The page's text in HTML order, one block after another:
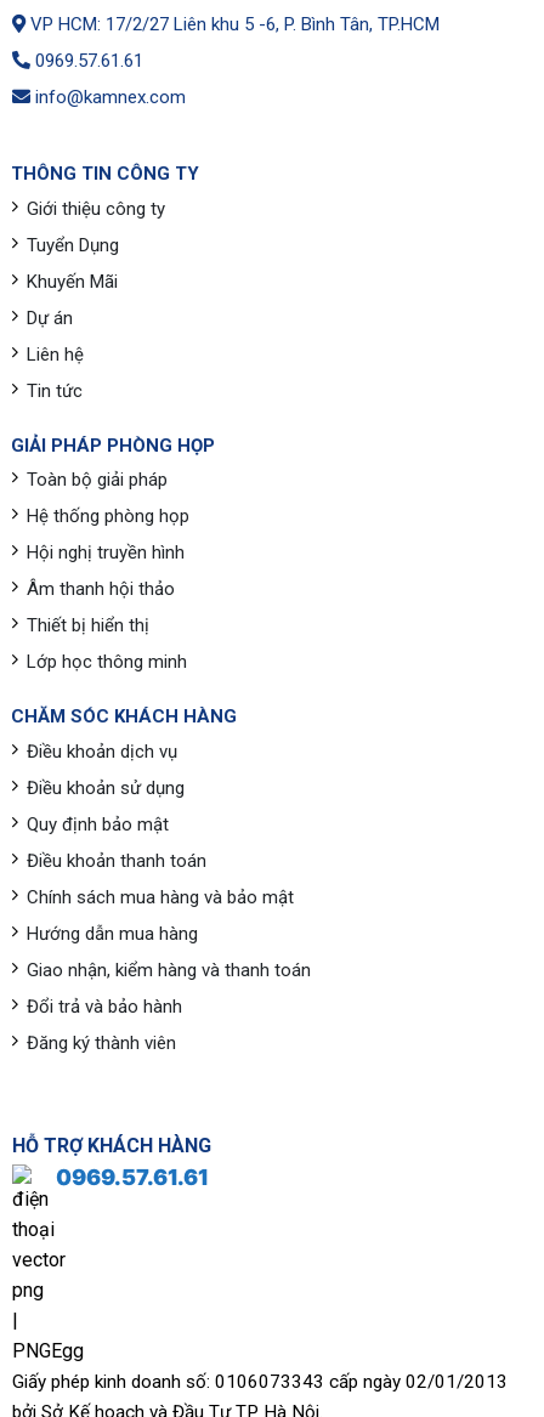
VP HCM: 17/2/27 Liên khu 5 -6, P. Bình Tân, TP.HCM
0969.57.61.61
info@kamnex.com
THÔNG TIN CÔNG TY
Giới thiệu công ty
Tuyển Dụng
Khuyến Mãi
Dự án
Liên hệ
Tin tức
GIẢI PHÁP PHÒNG HỌP
Toàn bộ giải pháp
Hệ thống phòng họp
Hội nghị truyền hình
Âm thanh hội thảo
Thiết bị hiển thị
Lớp học thông minh
CHĂM SÓC KHÁCH HÀNG
Điều khoản dịch vụ
Điều khoản sử dụng
Quy định bảo mật
Điều khoản thanh toán
Chính sách mua hàng và bảo mật
Hướng dẫn mua hàng
Giao nhận, kiểm hàng và thanh toán
Đổi trả và bảo hành
Đăng ký thành viên
HỖ TRỢ KHÁCH HÀNG
0969.57.61.61
Giấy phép kinh doanh số: 0106073343 cấp ngày 02/01/2013
bởi Sở Kế hoạch và Đầu Tư TP Hà Nội.